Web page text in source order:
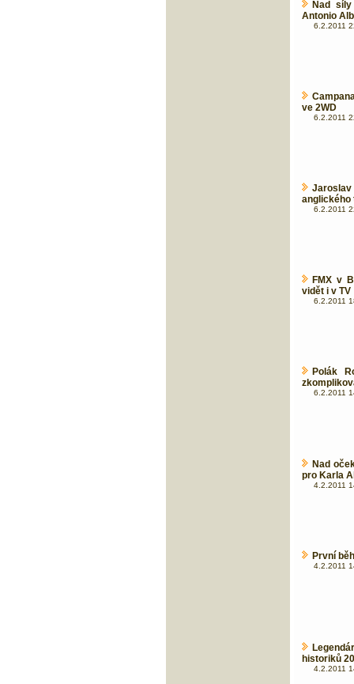
Nad
Antonio
6.2.2011
ve 2WD
6.2.2011
anglického
6.2.2011
FMX v
vidět i v TV
6.2.2011
Polák
6.2.2011
Nad
pro Karla
4.2.2011
První
4.2.2011
historiků
4.2.2011